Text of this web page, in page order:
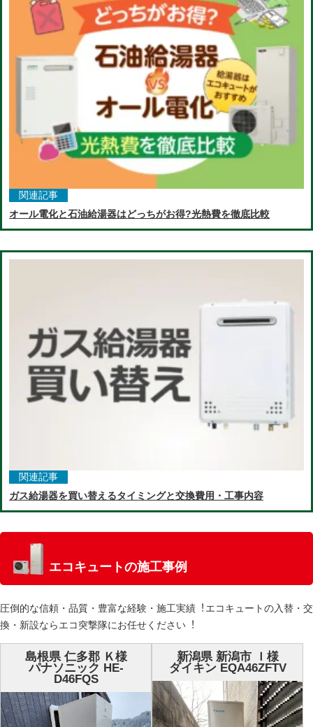
関連記事
オール電化と石油給湯器はどっちがお得?光熱費を徹底比較
関連記事
ガス給湯器を買い替えるタイミングと交換費用・工事内容
エコキュートの施工事例
圧倒的な信頼・品質・豊富な経験・施⼯実績︕エコキュートの⼊替・交
換・新設ならエコ突撃隊にお任せください︕
島根県 仁多郡 Ｋ様
パナソニック HE-
D46FQS
新潟県 新潟市 Ｉ様
ダイキン EQA46ZFTV